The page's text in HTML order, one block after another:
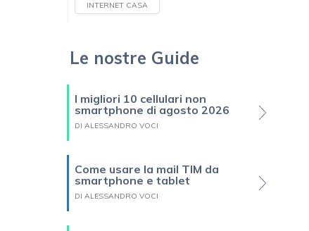
INTERNET CASA
Le nostre Guide
I migliori 10 cellulari non
smartphone di agosto 2026
DI ALESSANDRO VOCI
Come usare la mail TIM da
smartphone e tablet
DI ALESSANDRO VOCI